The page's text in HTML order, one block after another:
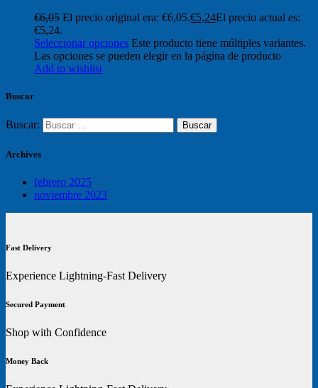
€6,05 El precio original era: €6,05.€5,24El precio actual es:
€5,24.
Seleccionar opciones Este producto tiene múltiples variantes.
Las opciones se pueden elegir en la página de producto
Add to wishlist
Buscar
Buscar:
Archives
febrero 2025
noviembre 2023
Fast Delivery
Experience Lightning-Fast Delivery
Secured Payment
Shop with Confidence
Money Back